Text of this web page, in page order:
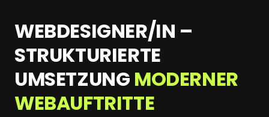
WEBDESIGNER/IN –
STRUKTURIERTE
UMSETZUNG
WEBAUFTRITTE